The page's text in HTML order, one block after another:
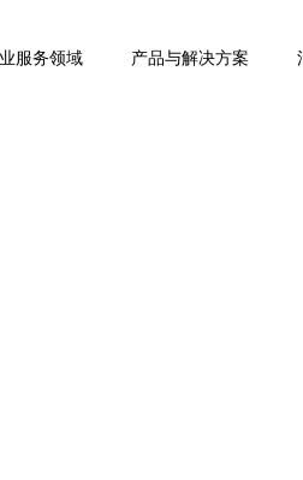
产品与解决方案
服务领域